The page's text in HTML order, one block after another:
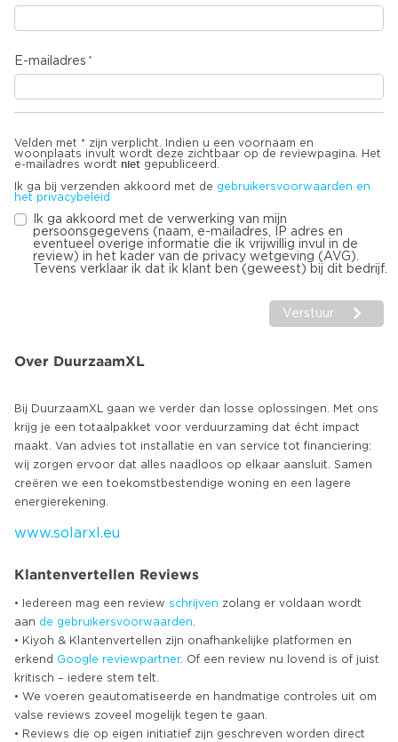
E-mailadres
Velden met * zijn verplicht. Indien u een voornaam en
woonplaats invult wordt deze zichtbaar op de reviewpagina. Het
e-mailadres wordt niet gepubliceerd.
Ik ga bij verzenden akkoord met de gebruikersvoorwaarden en
het privacybeleid
Ik ga akkoord met de verwerking van mijn
persoonsgegevens (naam, e-mailadres, IP adres en
eventueel overige informatie die ik vrijwillig invul in de
review) in het kader van de privacy wetgeving (AVG).
Tevens verklaar ik dat ik klant ben (geweest) bij dit bedrijf.
Verstuur
Over DuurzaamXL
Bij DuurzaamXL gaan we verder dan losse oplossingen. Met ons
krijg je een totaalpakket voor verduurzaming dat écht impact
maakt. Van advies tot installatie en van service tot financiering:
wij zorgen ervoor dat alles naadloos op elkaar aansluit. Samen
creëren we een toekomstbestendige woning en een lagere
www.solarxl.eu
Klantenvertellen Reviews
• Iedereen mag een review schrijven zolang er voldaan wordt
aan de gebruikersvoorwaarden
• Kiyoh & Klantenvertellen zijn onafhankelijke platformen en
erkend Google reviewpartner. Of een review nu lovend is of juist
kritisch – iedere stem telt.
• We voeren geautomatiseerde en handmatige controles uit om
valse reviews zoveel mogelijk tegen te gaan.
• Reviews die op eigen initiatief zijn geschreven worden direct